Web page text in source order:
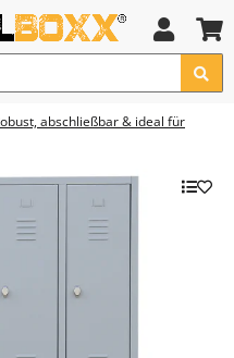
abschließbar & ideal für